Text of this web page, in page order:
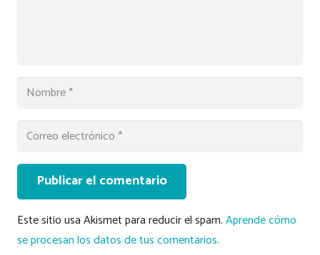
Publicar el comentario
Este sitio usa Akismet para reducir el spam.Aprende cómo
se procesan los datos de tus comentarios.